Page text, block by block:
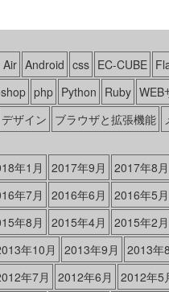
Air Android css EC-CUBE
php Python Ruby WEB
デザイン ブラウザと拡張機能
年1月 2017年9月 2017年8月
年7月 2016年6月 2016年5月
年8月 2015年4月 2015年2月
年10月 2013年9月 2013年
年7月 2012年6月 2012年5